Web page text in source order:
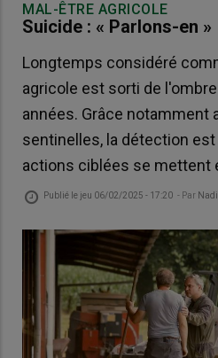
MAL-ÊTRE AGRICOLE
Suicide : « Parlons-en »
Longtemps considéré
agricole est sorti de
années. Grâce notamment
sentinelles, la détection
actions ciblées se mettent
Publié le jeu 06/02/2025 - 17:20 - Par